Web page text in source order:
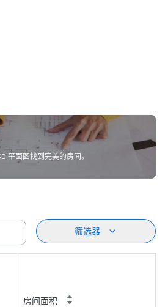
平面图找到完美的房间。
筛选器
房间面积